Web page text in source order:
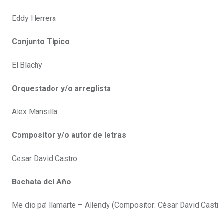
Eddy Herrera
Conjunto Típico
El Blachy
Orquestador y/o arreglista
Alex Mansilla
Compositor y/o autor de letras
Cesar David Castro
Bachata del Año
Me dio pa’ llamarte – Allendy (Compositor: César David